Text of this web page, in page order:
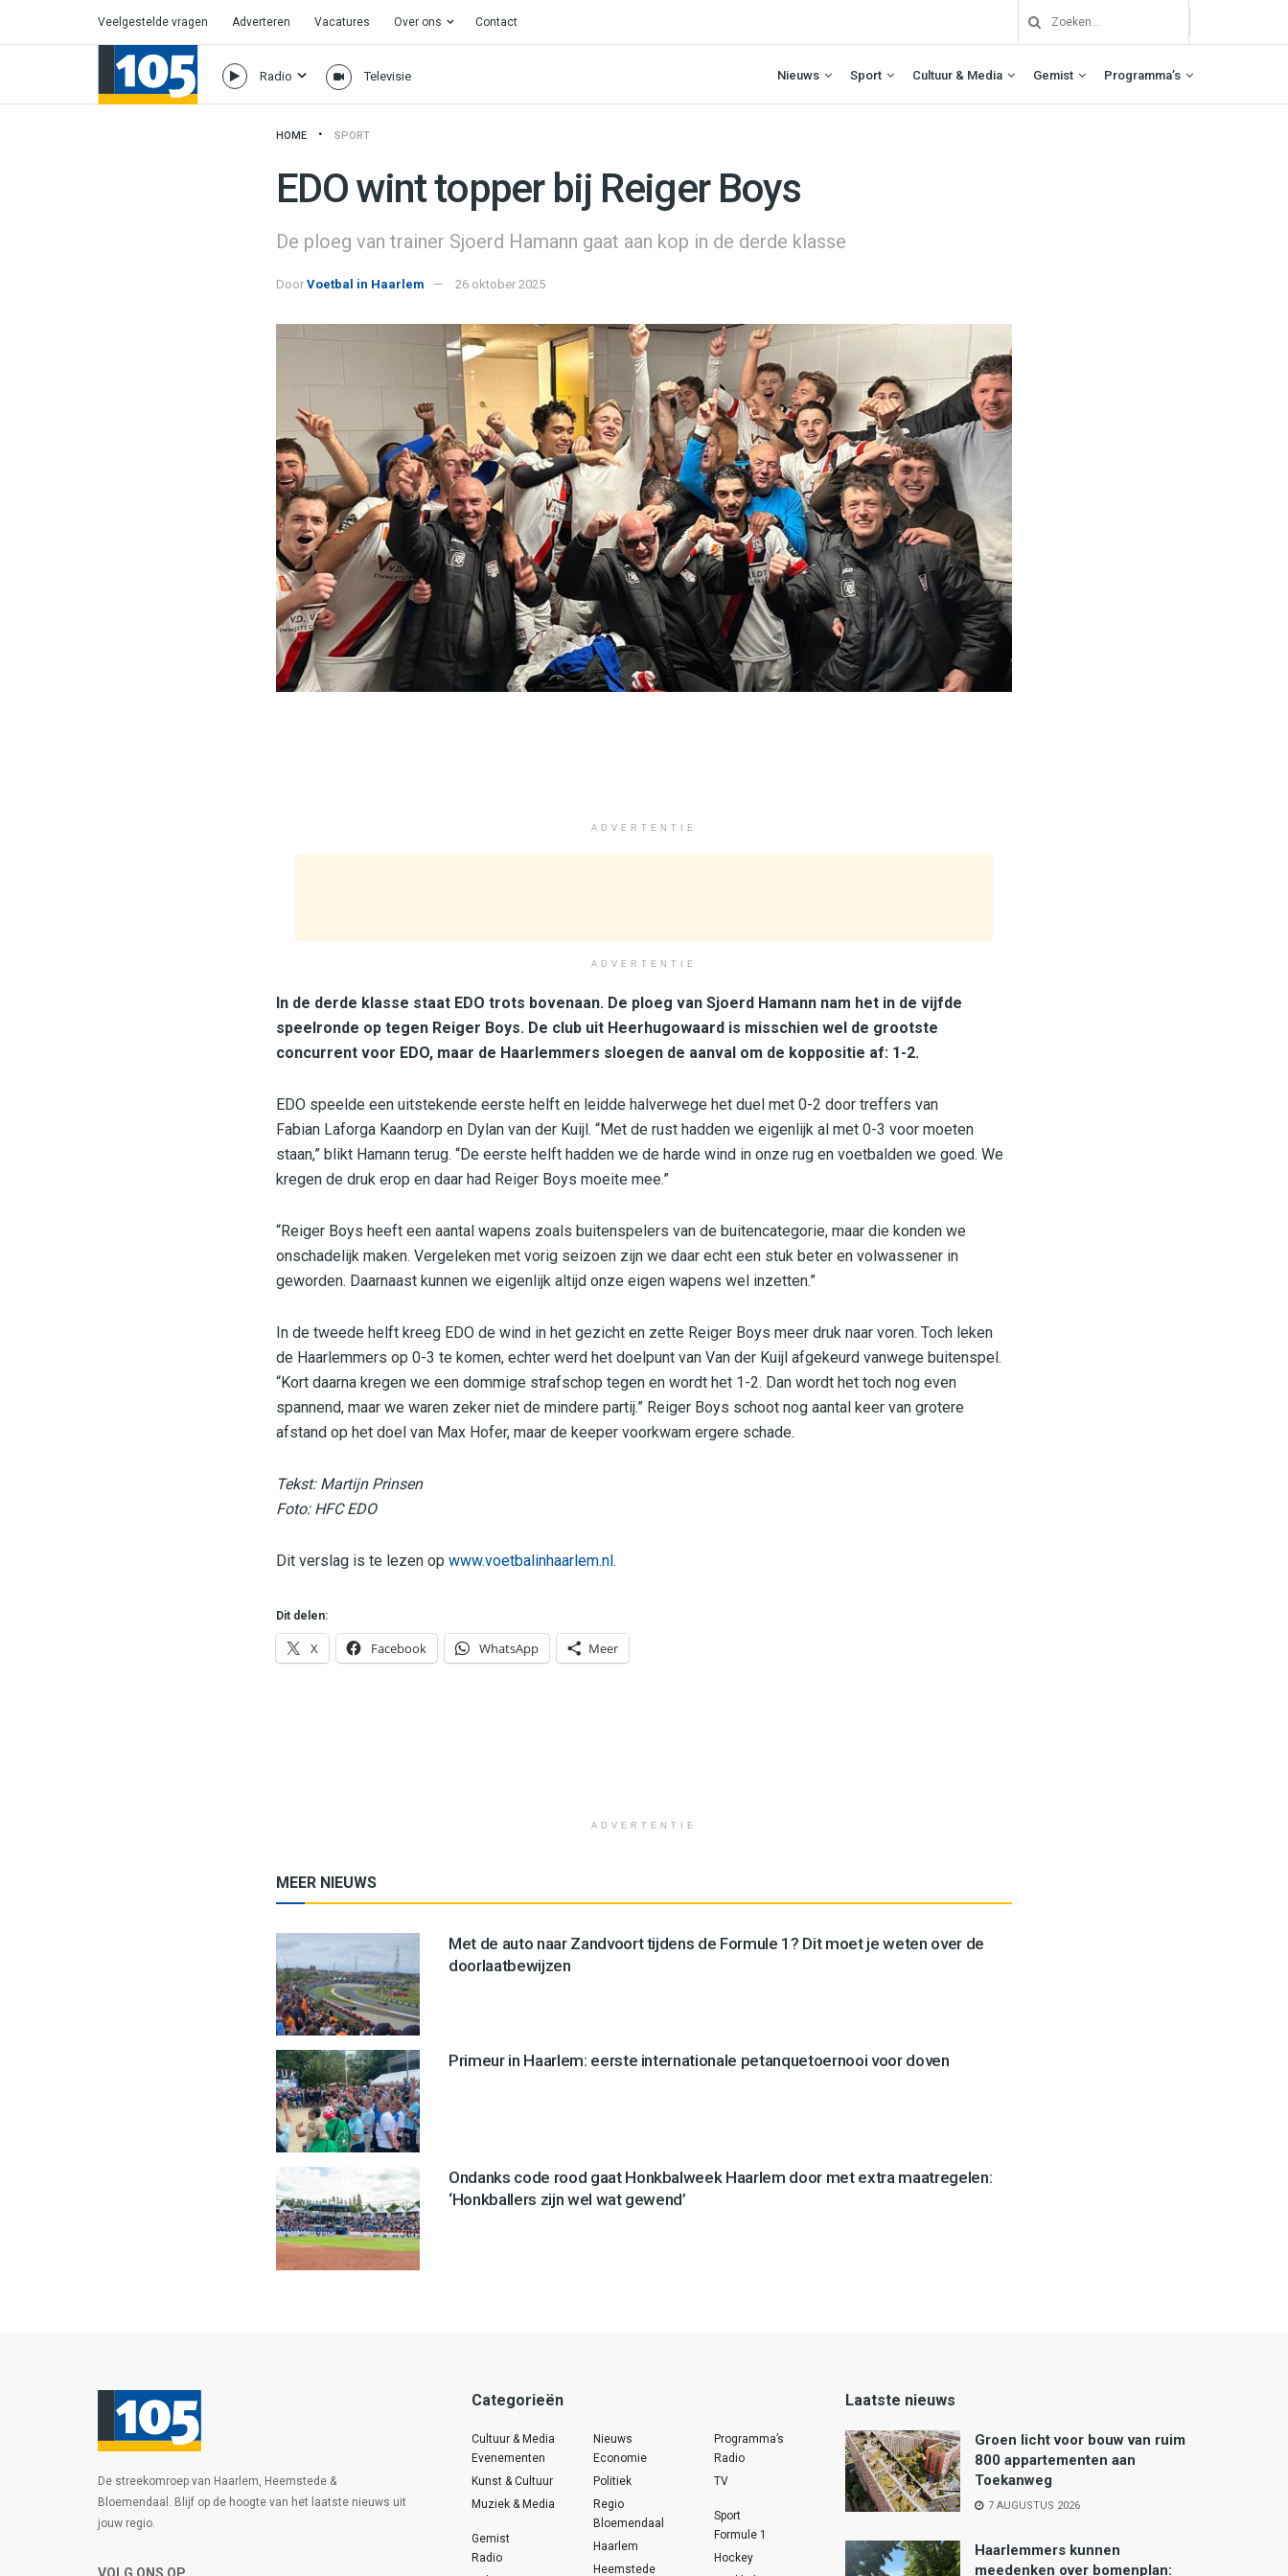
Veelgestelde vragen Adverteren Vacatures Over ons Contact
Radio Televisie Nieuws Sport Cultuur & Media Gemist Programma’s
HOME SPORT
EDO wint topper bij Reiger Boys
De ploeg van trainer Sjoerd Hamann gaat aan kop in de derde klasse
Door Voetbal in Haarlem 26 oktober 2025
ADVERTENTIE
ADVERTENTIE
In de derde klasse staat EDO trots bovenaan. De ploeg van Sjoerd Hamann nam het in de vijfde
speelronde op tegen Reiger Boys. De club uit Heerhugowaard is misschien wel de grootste
concurrent voor EDO, maar de Haarlemmers sloegen de aanval om de koppositie af: 1-2.
EDO speelde een uitstekende eerste helft en leidde halverwege het duel met 0-2 door treffers van
Fabian Laforga Kaandorp en Dylan van der Kuijl. “Met de rust hadden we eigenlijk al met 0-3 voor moeten
staan,” blikt Hamann terug. “De eerste helft hadden we de harde wind in onze rug en voetbalden we goed. We
kregen de druk erop en daar had Reiger Boys moeite mee.”
“Reiger Boys heeft een aantal wapens zoals buitenspelers van de buitencategorie, maar die konden we
onschadelijk maken. Vergeleken met vorig seizoen zijn we daar echt een stuk beter en volwassener in
geworden. Daarnaast kunnen we eigenlijk altijd onze eigen wapens wel inzetten.”
In de tweede helft kreeg EDO de wind in het gezicht en zette Reiger Boys meer druk naar voren. Toch leken
de Haarlemmers op 0-3 te komen, echter werd het doelpunt van Van der Kuijl afgekeurd vanwege buitenspel.
“Kort daarna kregen we een dommige strafschop tegen en wordt het 1-2. Dan wordt het toch nog even
spannend, maar we waren zeker niet de mindere partij.” Reiger Boys schoot nog aantal keer van grotere
afstand op het doel van Max Hofer, maar de keeper voorkwam ergere schade.
Tekst: Martijn Prinsen
Foto: HFC EDO
Dit verslag is te lezen op www.voetbalinhaarlem.nl.
Dit delen:
X Facebook WhatsApp Meer
ADVERTENTIE
MEER NIEUWS
Met de auto naar Zandvoort tijdens de Formule 1? Dit moet je weten over de
doorlaatbewijzen
Primeur in Haarlem: eerste internationale petanquetoernooi voor doven
Ondanks code rood gaat Honkbalweek Haarlem door met extra maatregelen:
‘Honkballers zijn wel wat gewend’
De streekomroep van Haarlem, Heemstede &
Bloemendaal. Blijf op de hoogte van het laatste nieuws uit
jouw regio.
Categorieën
Cultuur & Media
Evenementen
Kunst & Cultuur
Muziek & Media
Gemist
Radio
Nieuws
Economie
Politiek
Regio
Bloemendaal
Haarlem
Heemstede
Programma’s
Radio
TV
Sport
Formule 1
Hockey
Laatste nieuws
Groen licht voor bouw van ruim
800 appartementen aan
Toekanweg
7 AUGUSTUS 2026
Haarlemmers kunnen
meedenken over bomenplan: